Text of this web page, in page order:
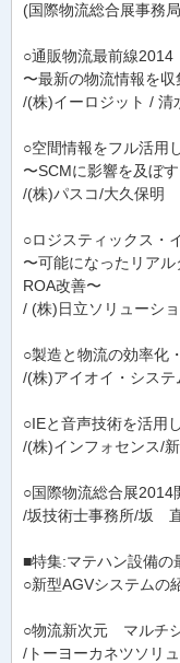
(国際物流総合展事務
○通販物流最前線2014
〜最新の物流情報を
/(株)イーロジット / 清
○空間情報をフル活用
〜SCMに影響を及ぼ
/(株)パスコ/大久保明
○ロジスティックス・
〜可能になったリア
ROA改善〜
/ (株)日立ソリューシ
○製造と物流の効率化
/(株)アイオイ・システ
○IEと音声技術を活用
/(株)インフォセンス/
○国際物流総合展2014
/坂技術士事務所/坂
■特集:マテハン設備の
○新型AGVシステムの
○物流新次元 マルチ
/トーヨーカネツソリ